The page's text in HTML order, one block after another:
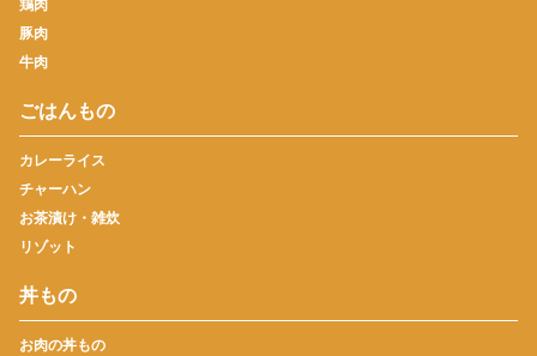
鶏肉
豚肉
牛肉
ごはんもの
カレーライス
チャーハン
お茶漬け・雑炊
リゾット
丼もの
お肉の丼もの